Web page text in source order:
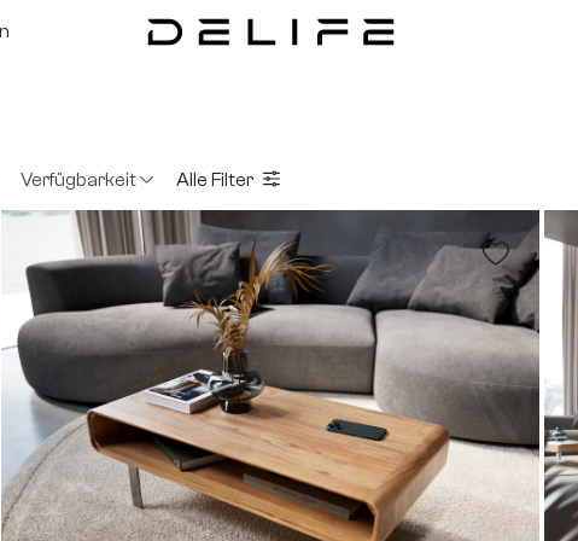
Verfügbarkeit Alle Filter